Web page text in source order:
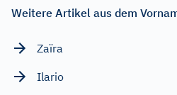
Weitere Artikel aus dem
Zaïra
Ilario